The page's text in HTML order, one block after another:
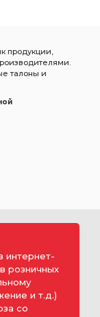
продукции,
талоны и
интернет-
розничных
и т.д.)
со